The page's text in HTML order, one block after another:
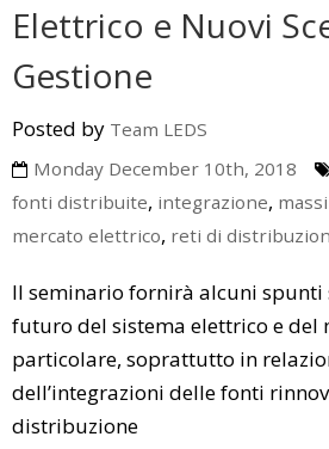
Elettrico e Nuovi
Gestione
Posted by Team LEDS
Monday December 10th, 2018
fonti distribuite, integrazione,
mercato elettrico, reti di
Il seminario fornirà alcuni spunti
futuro del sistema elettrico e del
particolare, soprattutto in
dell’integrazioni delle fonti
distribuzione